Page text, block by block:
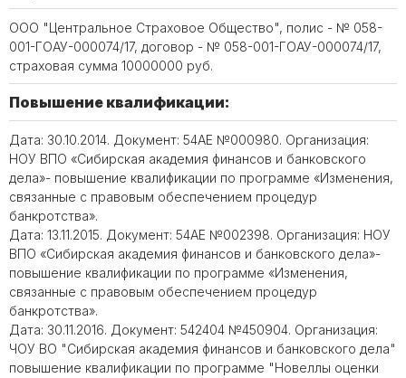
ООО "Центральное Страховое Общество", полис - № 058-
001-ГОАУ-000074/17, договор - № 058-001-ГОАУ-000074/17,
страховая сумма 10000000 руб.
Повышение квалификации:
Дата: 30.10.2014. Документ: 54АЕ №000980. Организация:
НОУ ВПО «Сибирская академия финансов и банковского
дела»- повышение квалификации по программе «Изменения,
связанные с правовым обеспечением процедур
банкротства».
Дата: 13.11.2015. Документ: 54АЕ №002398. Организация: НОУ
ВПО «Сибирская академия финансов и банковского дела»-
повышение квалификации по программе «Изменения,
связанные с правовым обеспечением процедур
банкротства».
Дата: 30.11.2016. Документ: 542404 №450904. Организация:
ЧОУ ВО "Сибирская академия финансов и банковского дела"
повышение квалификации по программе "Новеллы оценки